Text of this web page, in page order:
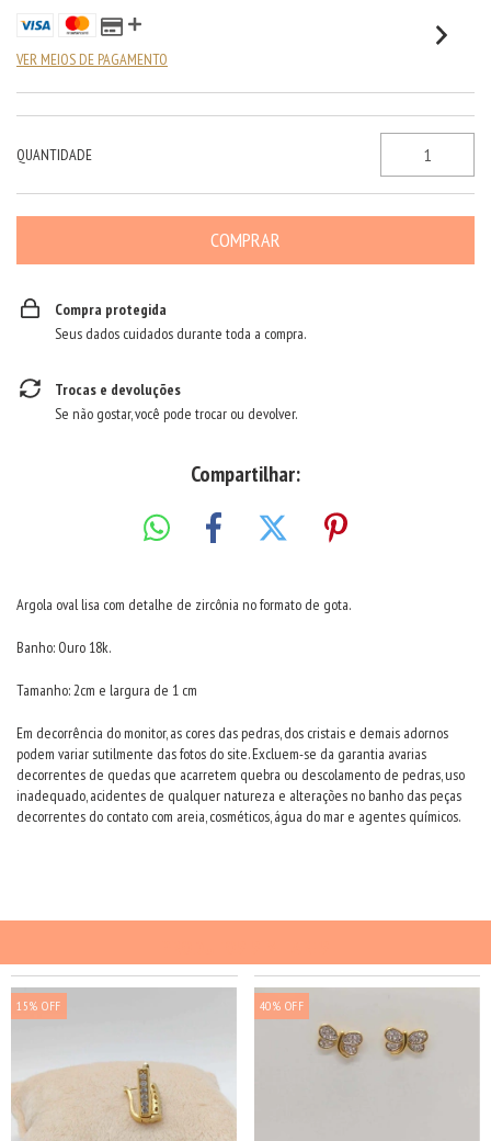
VER MEIOS DE PAGAMENTO
QUANTIDADE
Compra protegida
Seus dados cuidados durante toda a compra.
Trocas e devoluções
Se não gostar, você pode trocar ou devolver.
Compartilhar:
Argola oval lisa com detalhe de zircônia no formato de gota.
Banho: Ouro 18k.
Tamanho: 2cm e largura de 1 cm
Em decorrência do monitor, as cores das pedras, dos cristais e demais adornos
podem variar sutilmente das fotos do site. Excluem-se da garantia avarias
decorrentes de quedas que acarretem quebra ou descolamento de pedras, uso
inadequado, acidentes de qualquer natureza e alterações no banho das peças
decorrentes do contato com areia, cosméticos, água do mar e agentes químicos.
15% OFF 40% OFF